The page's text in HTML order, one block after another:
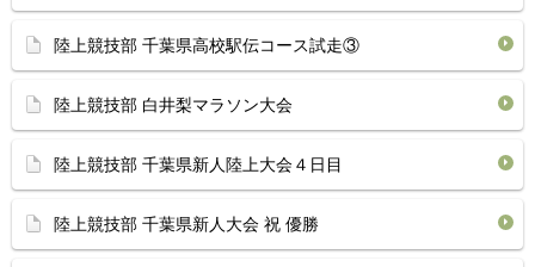
陸上競技部 千葉県高校駅伝コース試走③
陸上競技部 白井梨マラソン大会
陸上競技部 千葉県新人陸上大会４日目
陸上競技部 千葉県新人大会 祝 優勝